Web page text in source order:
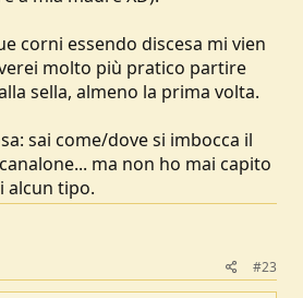
corni essendo discesa mi vien
molto più pratico partire
sella, almeno la prima volta.
sai come/dove si imbocca il
ma non ho mai capito
alcun tipo.
#23